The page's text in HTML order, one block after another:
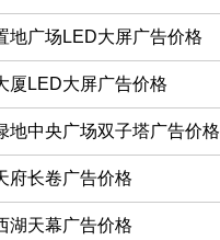
地广场LED大屏广告价格
厦LED大屏广告价格
地中央广场双子塔广告价格
府长卷广告价格
湖天幕广告价格